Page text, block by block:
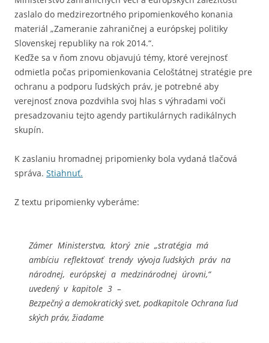
zaslalo do medzirezortného pripomienkového konania
materiál „Zameranie zahraničnej a európskej politiky
Slovenskej republiky na rok 2014.“.
Keďže sa v ňom znovu objavujú témy, ktoré verejnosť
odmietla počas pripomienkovania Celoštátnej stratégie pre
ochranu a podporu ľudských práv, je potrebné aby
verejnosť znova pozdvihla svoj hlas s výhradami voči
presadzovaniu tejto agendy partikulárnych radikálnych
skupín.
K zaslaniu hromadnej pripomienky bola vydaná tlačová
správa. Stiahnuť.
Z textu pripomienky vyberáme:
Zámer Ministerstva, ktorý znie „stratégia má
ambíciu reflektovať trendy vývoja ľudských práv na
národnej, európskej a medzinárodnej úrovni,“
uvedený v kapitole 3 –
Bezpečný a demokratický svet, podkapitole Ochrana ľud
ských práv, žiadame